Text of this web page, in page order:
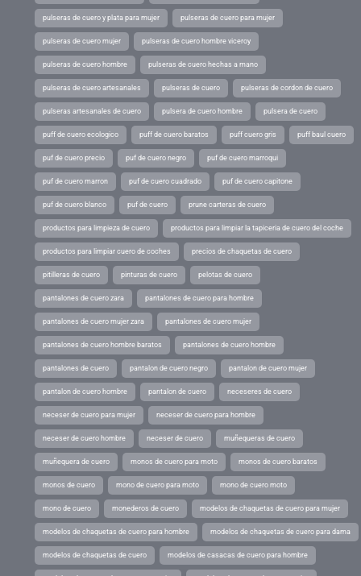
pulseras de cuero y plata para mujer pulseras de cuero para mujer
pulseras de cuero mujer pulseras de cuero hombre viceroy
pulseras de cuero hombre pulseras de cuero hechas a mano
pulseras de cuero artesanales pulseras de cuero pulseras de cordon de cuero
pulseras artesanales de cuero pulsera de cuero hombre pulsera de cuero
puff de cuero ecologico puff de cuero baratos puff cuero gris puff baul cuero
puf de cuero precio puf de cuero negro puf de cuero marroqui
puf de cuero marron puf de cuero cuadrado puf de cuero capitone
puf de cuero blanco puf de cuero prune carteras de cuero
productos para limpieza de cuero productos para limpiar la tapiceria de cuero del coche
productos para limpiar cuero de coches precios de chaquetas de cuero
pitilleras de cuero pinturas de cuero pelotas de cuero
pantalones de cuero zara pantalones de cuero para hombre
pantalones de cuero mujer zara pantalones de cuero mujer
pantalones de cuero hombre baratos pantalones de cuero hombre
pantalones de cuero pantalon de cuero negro pantalon de cuero mujer
pantalon de cuero hombre pantalon de cuero neceseres de cuero
neceser de cuero para mujer neceser de cuero para hombre
neceser de cuero hombre neceser de cuero muñequeras de cuero
muñequera de cuero monos de cuero para moto monos de cuero baratos
monos de cuero mono de cuero para moto mono de cuero moto
mono de cuero monederos de cuero modelos de chaquetas de cuero para mujer
modelos de chaquetas de cuero para hombre modelos de chaquetas de cuero para dama
modelos de chaquetas de cuero modelos de casacas de cuero para hombre